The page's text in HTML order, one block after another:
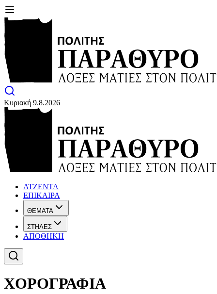
Κυριακή 9.8.2026
ΑΤΖΕΝΤΑ
ΕΠΙΚΑΙΡΑ
ΘΕΜΑΤΑ
ΣΤΗΛΕΣ
ΑΠΟΘΗΚΗ
ΧΟΡΟΓΡΑΦΙΑ